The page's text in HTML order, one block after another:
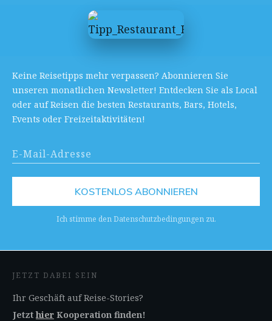
Keine Reisetipps mehr verpassen? Abonnieren Sie
unseren monatlichen Newsletter! Entdecken Sie als Local
oder auf Reisen die besten Restaurants, Bars, Hotels,
Events oder Freizeitaktivitäten!
KOSTENLOS ABONNIEREN
Ich stimme den Datenschutzbedingungen zu.
JETZT DABEI SEIN
Ihr Geschäft auf Reise-Stories?
Jetzthier Kooperation finden!